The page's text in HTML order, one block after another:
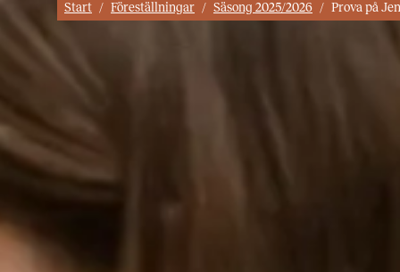
Start Föreställningar Säsong 2025/2026 Prova på